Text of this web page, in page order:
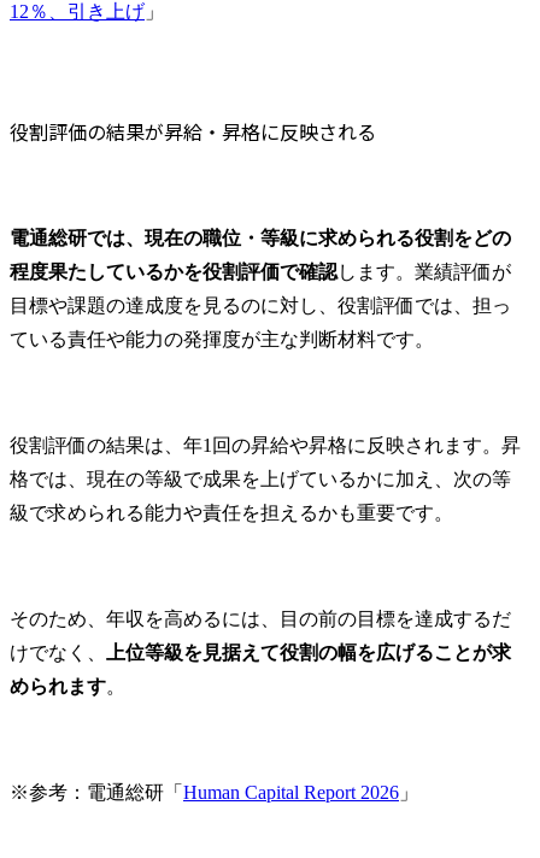
12％、引き上げ 」
役割評価の結果が昇給・昇格に反映される
電通総研では、現在の職位・等級に求められる役割をどの
程度果たしているかを役割評価で確認します。業績評価が
目標や課題の達成度を見るのに対し、役割評価では、担っ
ている責任や能力の発揮度が主な判断材料です。
役割評価の結果は、年1回の昇給や昇格に反映されます。昇
格では、現在の等級で成果を上げているかに加え、次の等
級で求められる能力や責任を担えるかも重要です。
そのため、年収を高めるには、目の前の目標を達成するだ
けでなく、
上位等級を見据えて役割の幅を広げることが求
められます。
※参考：電通総研「 Human Capital Report 2026 」